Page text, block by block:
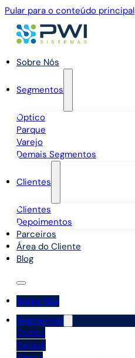
Pular para o conteúdo principal
Sobre Nós
Segmentos
Óptico
Parque
Varejo
Demais Segmentos
Clientes
Clientes
Depoimentos
Parceiros
Área do Cliente
Blog
Sobre Nós
Segmentos
Óptico
Parque